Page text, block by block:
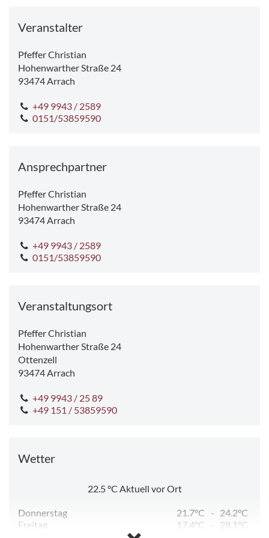
Veranstalter
Pfeffer Christian
Hohenwarther Straße 24
93474Arrach
+49 9943 / 2589
0151/53859590
Ansprechpartner
Pfeffer Christian
Hohenwarther Straße 24
93474Arrach
+49 9943 / 2589
0151/53859590
Veranstaltungsort
Pfeffer Christian
Hohenwarther Straße 24
Ottenzell
93474Arrach
+49 9943 / 25 89
+49 151 / 53859590
Wetter
22.5°C Aktuell vor Ort
Donnerstag 21.7°C - 24.2°C
Freitag
17.4°C -
28.1°C